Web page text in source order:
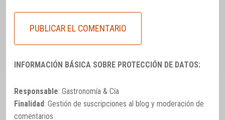
INFORMACIÓN BÁSICA SOBRE PROTECCIÓN DE DATOS:
Responsable: Gastronomía & Cía
Finalidad: Gestión de suscripciones al blog y moderación de
comentarios